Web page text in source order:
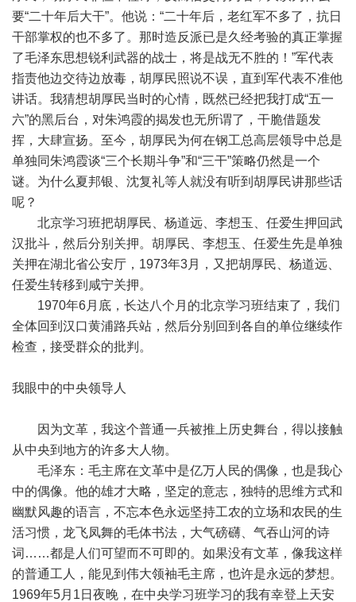
要“二十年后大干”。他说：“二十年后，老红军不多了，抗日
干部掌权的也不多了。那时造反派已是久经考验的真正掌握
了毛泽东思想锐利武器的战士，将是战无不胜的！”军代表
指责他边交待边放毒，胡厚民照说不误，直到军代表不准他
讲话。我猜想胡厚民当时的心情，既然已经把我打成“五一
六”的黑后台，对朱鸿霞的揭发也无所谓了，干脆借题发
挥，大肆宣扬。至今，胡厚民为何在钢工总高层领导中总是
单独同朱鸿霞谈“三个长期斗争”和“三干”策略仍然是一个
谜。为什么夏邦银、沈复礼等人就没有听到胡厚民讲那些话
呢？
北京学习班把胡厚民、杨道远、李想玉、任爱生押回武
汉批斗，然后分别关押。胡厚民、李想玉、任爱生先是单独
关押在湖北省公安厅，1973年3月，又把胡厚民、杨道远、
任爱生转移到咸宁关押。
1970年6月底，长达八个月的北京学习班结束了，我们
全体回到汉口黄浦路兵站，然后分别回到各自的单位继续作
检查，接受群众的批判。
我眼中的中央领导人
因为文革，我这个普通一兵被推上历史舞台，得以接触
从中央到地方的许多大人物。
毛泽东：毛主席在文革中是亿万人民的偶像，也是我心
中的偶像。他的雄才大略，坚定的意志，独特的思维方式和
幽默风趣的语言，不忘本色永远坚持工农的立场和农民的生
活习惯，龙飞凤舞的毛体书法，大气磅礴、气吞山河的诗
词……都是人们可望而不可即的。如果没有文革，像我这样
的普通工人，能见到伟大领袖毛主席，也许是永远的梦想。
1969年5月1日夜晚，在中央学习班学习的我有幸登上天安